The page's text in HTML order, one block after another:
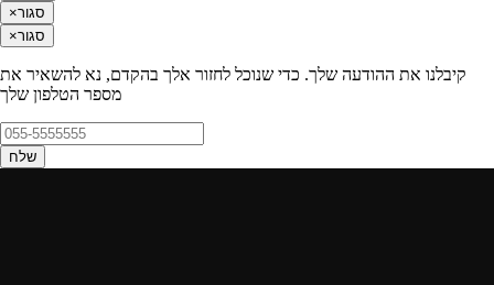
×סגור
×סגור
קיבלנו את ההודעה שלך. כדי שנוכל לחזור אלך בהקדם, נא להשאיר את
מספר הטלפון שלך
שלח